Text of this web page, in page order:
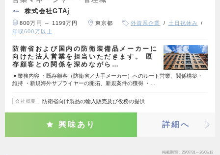
株式会社GTAj
800万円 ～ 1199万円 東京都 外資系企業
土日祝休み
年収600万以上
防衛省および国内の防衛装備品メーカーに
向けた法人営業を担当いただきます。 既
存顧客との関係を深めながら…
▼業務内容 ・既存顧客（防衛省／大手メーカー）へのルート営業、関係構築・
維持 ・新規海外サプライヤーの開拓、新規案件の獲得 ・…
会社概要 防衛省向け製品の輸入販売及び役務の提供
興味あり 詳細へ
掲載期間 26/07/31～26/08/13